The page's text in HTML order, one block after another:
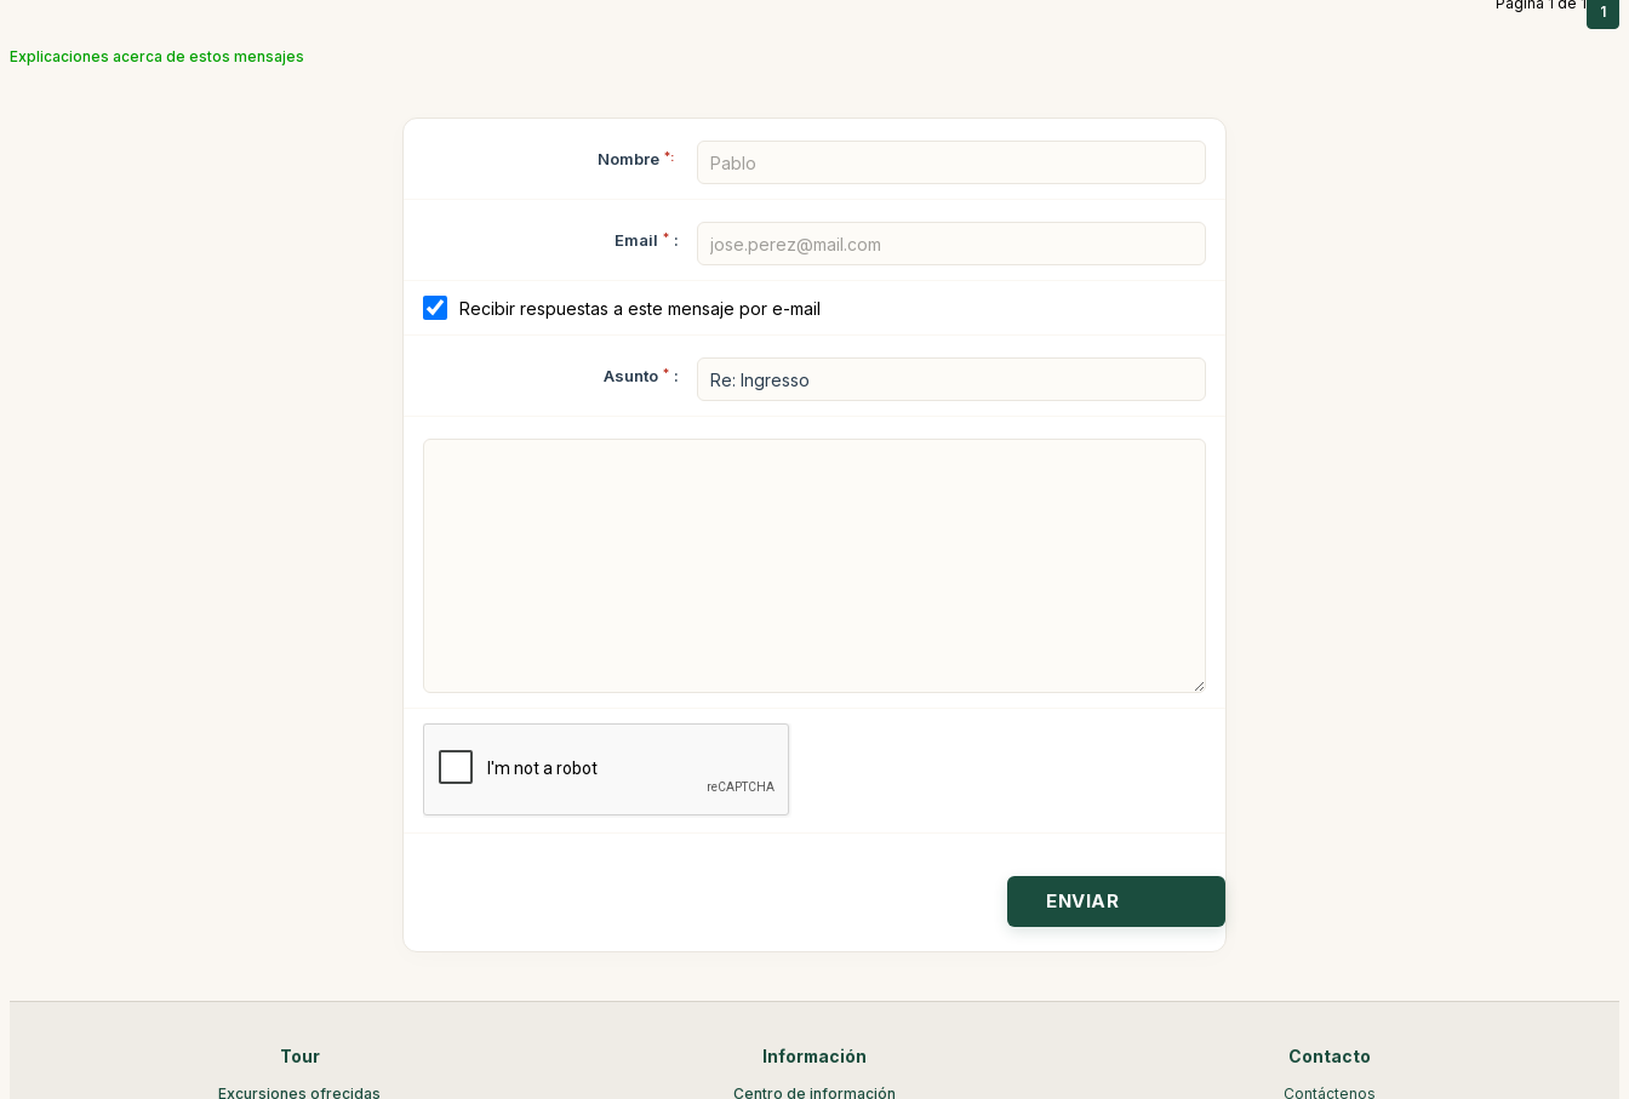
1
Explicaciones acerca de estos mensajes
Nombre *:
Email * :
Recibir respuestas a este mensaje por e-mail
Asunto * :
Tour
Excursiones ofrecidas
Información
Centro de información
Contacto
Contáctenos